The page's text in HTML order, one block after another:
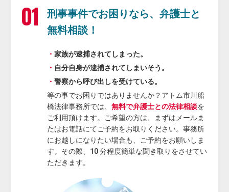
刑事事件でお困りなら、弁護士と
無料相談！
家族が逮捕されてしまった。
自分自身が逮捕されてしまいそう。
警察から呼び出しを受けている。
等の事でお困りではありませんか？アトム市川船
橋法律事務所では、無料で弁護士との法律相談を
ご利用頂けます。ご希望の方は、まずはメールま
たはお電話にてご予約をお取りください。事務所
にお越しになりたい場合も、ご予約をお願いしま
す。その際、10 分程度簡単な聞き取りをさせてい
ただきます。